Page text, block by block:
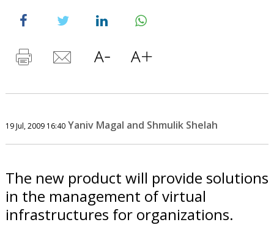
19 Jul, 2009 16:40 Yaniv Magal and Shmulik Shelah
The new product will provide solutions
in the management of virtual
infrastructures for organizations.